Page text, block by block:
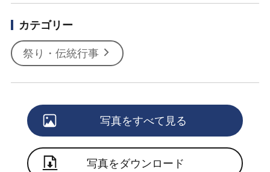
カテゴリー
祭り・伝統行事
写真をすべて見る
写真をダウンロード